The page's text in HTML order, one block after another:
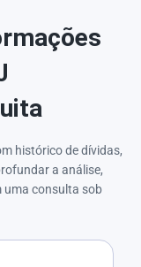
histórico de dívidas,
a análise,
uma consulta sob